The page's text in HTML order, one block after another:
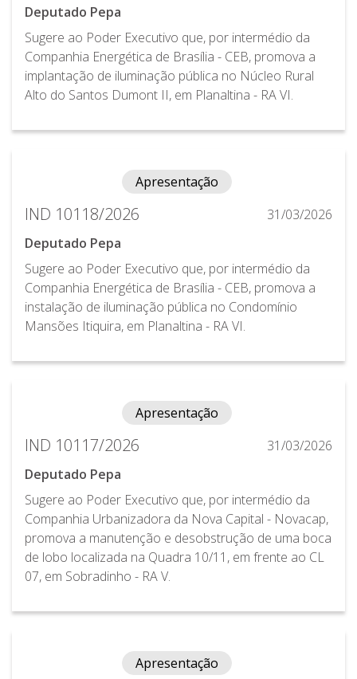
Deputado Pepa
Sugere ao Poder Executivo que, por intermédio da
Companhia Energética de Brasília - CEB, promova a
implantação de iluminação pública no Núcleo Rural
Alto do Santos Dumont II, em Planaltina - RA VI.
Apresentação
IND 10118/2026
31/03/2026
Deputado Pepa
Sugere ao Poder Executivo que, por intermédio da
Companhia Energética de Brasília - CEB, promova a
instalação de iluminação pública no Condomínio
Mansões Itiquira, em Planaltina - RA VI.
Apresentação
IND 10117/2026
31/03/2026
Deputado Pepa
Sugere ao Poder Executivo que, por intermédio da
Companhia Urbanizadora da Nova Capital - Novacap,
promova a manutenção e desobstrução de uma boca
de lobo localizada na Quadra 10/11, em frente ao CL
07, em Sobradinho - RA V.
Apresentação